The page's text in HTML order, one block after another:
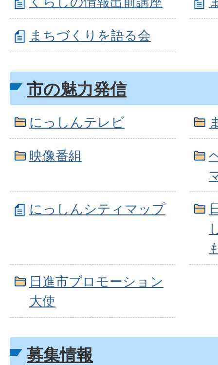
まちづくりを語る会
市の魅力発信
にっしんテレビ
映像番組
にっしんシティマップ
日進市プロモーション
大使
募集情報